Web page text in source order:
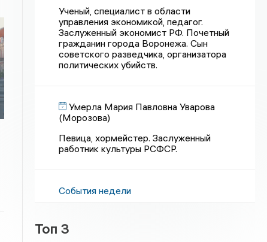
Ученый, специалист в области
управления экономикой, педагог.
Заслуженный экономист РФ. Почетный
гражданин города Воронежа. Сын
советского разведчика, организатора
политических убийств.
Умерла Мария Павловна Уварова
(Морозова)
Певица, хормейстер. Заслуженный
работник культуры РСФСР.
События недели
Топ 3